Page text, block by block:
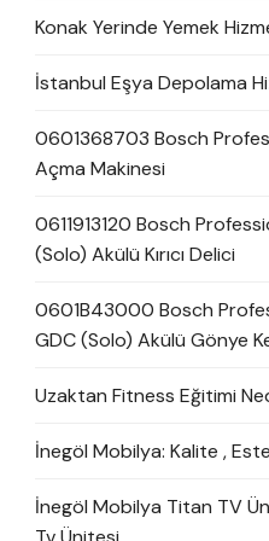
Konak Yerinde Yemek
İstanbul Eşya Depolama
0601368703 Bosch
Açma Makinesi
0611913120 Bosch
(Solo) Akülü Kırıcı Delici
0601B43000 Bosch
GDC (Solo) Akülü Gönye
Uzaktan Fitness Eğitimi
İnegöl Mobilya: Kalite ,
İnegöl Mobilya Titan TV